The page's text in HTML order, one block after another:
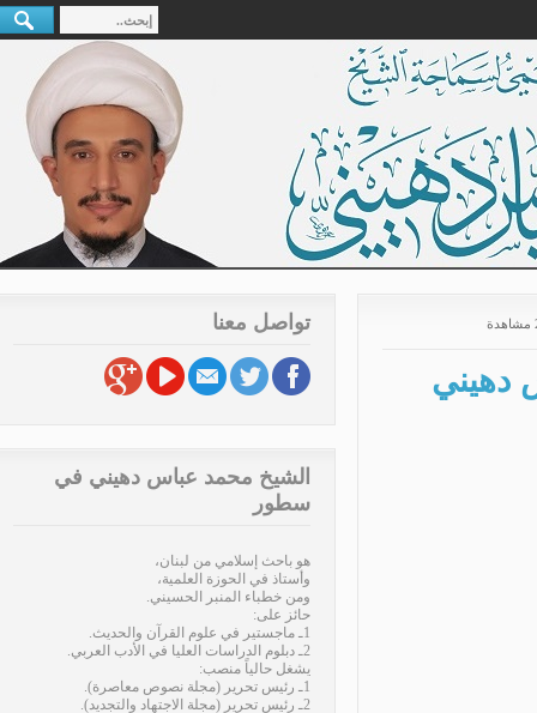
تواصل معنا
الشيخ محمد عباس دهيني في
سطور
هو باحث إسلامي من لبنان،
وأستاذ في الحوزة العلمية،
ومن خطباء المنبر الحسيني.
حائز على:
يشغل حالياً منصب: